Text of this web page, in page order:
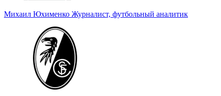
Михаил Юхименко Журналист, футбольный аналитик